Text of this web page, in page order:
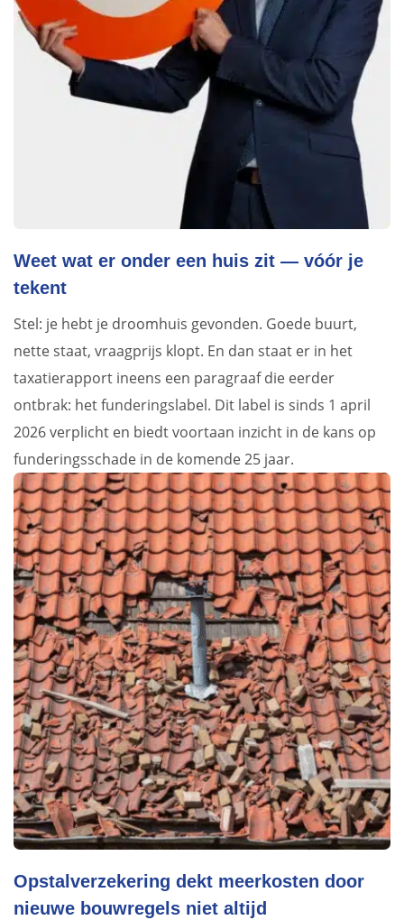
Weet wat er onder een huis zit — vóór je
tekent
Stel: je hebt je droomhuis gevonden. Goede buurt,
nette staat, vraagprijs klopt. En dan staat er in het
taxatierapport ineens een paragraaf die eerder
ontbrak: het funderingslabel. Dit label is sinds 1 april
2026 verplicht en biedt voortaan inzicht in de kans op
funderingsschade in de komende 25 jaar.
Opstalverzekering dekt meerkosten door
nieuwe bouwregels niet altijd